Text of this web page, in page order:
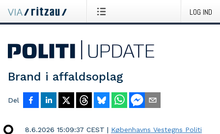
LOG IND
Brand i affaldsoplag
Del
8.6.2026 15:09:37 CEST | Københavns Vestegns Politi